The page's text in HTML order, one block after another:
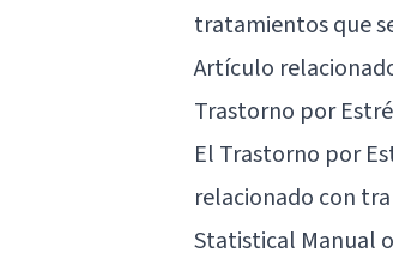
tratamientos que
Artículo
Trastorno por
El Trastorno por
relacionado con
Statistical Manual